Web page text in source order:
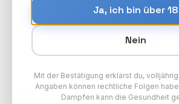
10x Vozol Liquid - Peach
Ja, ich bin über 18
Nein
Mit der Bestätigung erklärst du,
Angaben können rechtliche Folgen
Dampfen kann die Gesundheit